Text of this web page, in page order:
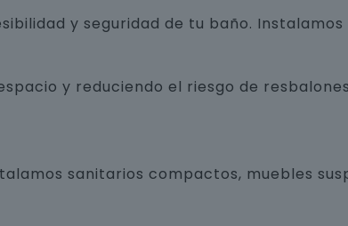
y seguridad de tu baño.
y reduciendo el riesgo de
sanitarios compactos, muebles